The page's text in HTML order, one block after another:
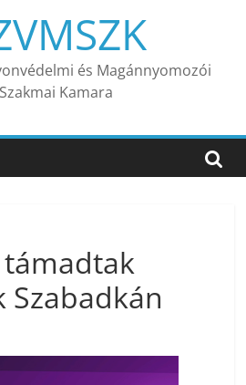
és Magánnyomozói
Szakmai Kamara
Szabadkán